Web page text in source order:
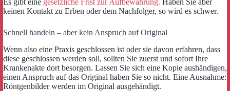
Es gibt eine gesetzliche Frist zur Aufbewahrung. Haben Sie aber
keinen Kontakt zu Erben oder dem Nachfolger, so wird es schwer.
Schnell handeln – aber kein Anspruch auf Original
Wenn also eine Praxis geschlossen ist oder sie davon erfahren, dass
diese geschlossen werden soll, sollten Sie zuerst und sofort Ihre
Krankenakte dort besorgen. Lassen Sie sich eine Kopie aushändigen,
einen Anspruch auf das Original haben Sie so nicht. Eine Ausnahme:
Röntgenbilder werden im Original ausgehändigt.